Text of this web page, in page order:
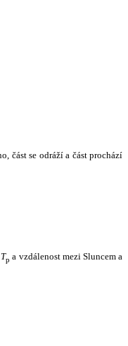
část se odráží a část prochází
Tp a vzdálenost mezi Sluncem a